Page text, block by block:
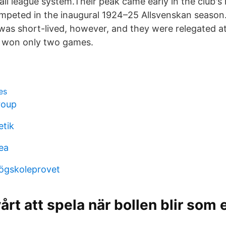
in the inaugural 1924–25 Allsvenskan
short-lived, however, and they were relegated
only two games.
att spela när bollen blir som